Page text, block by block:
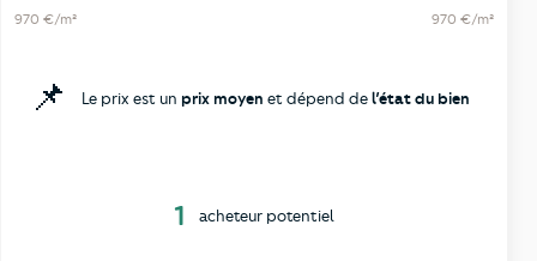
970 €/m² 970 €/m²
📌 Le prix est un prix moyen et dépend del’état du bien
1 acheteur potentiel